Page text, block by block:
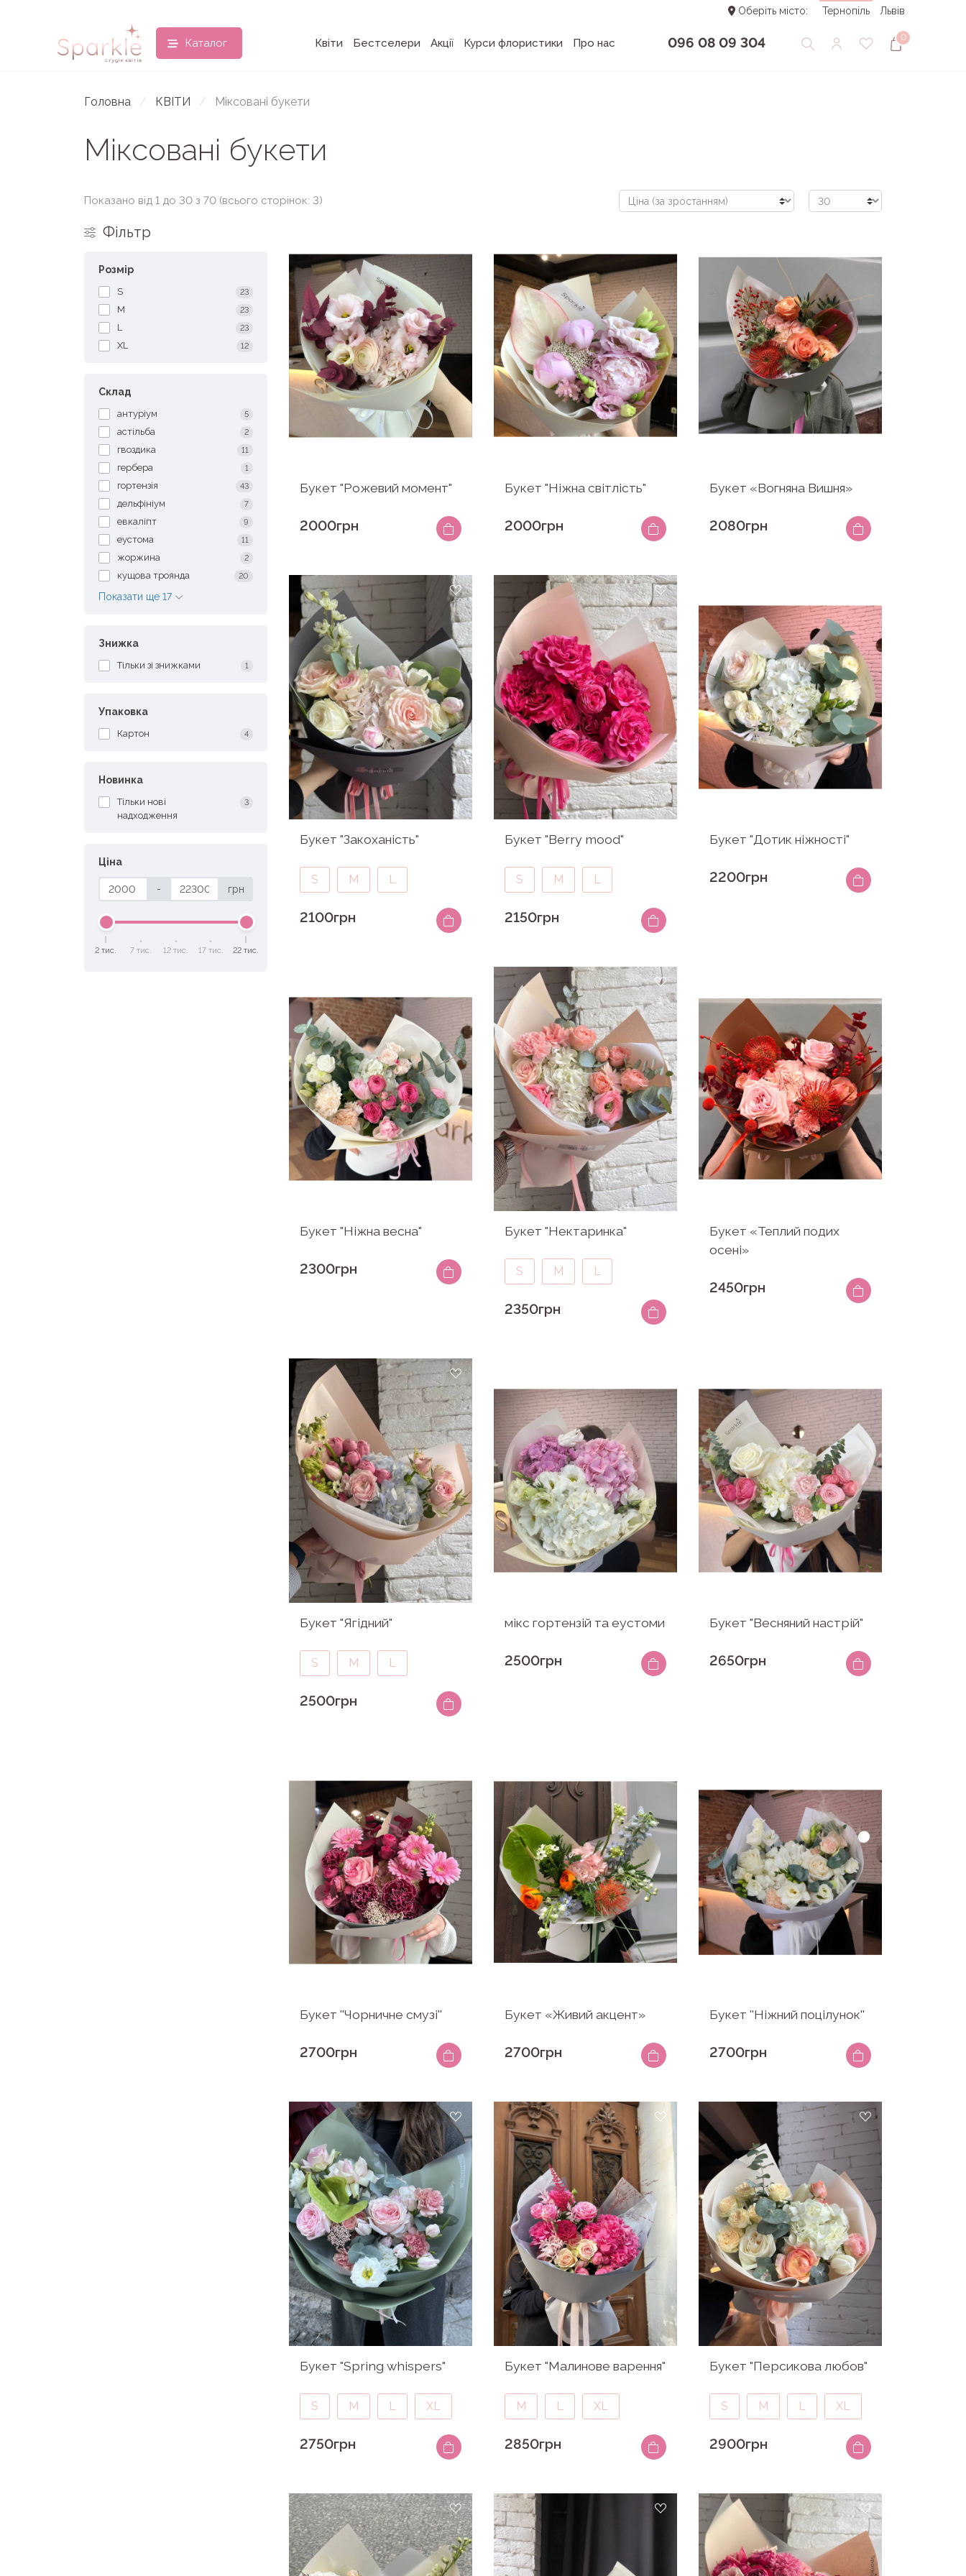
Оберіть місто: Тернопіль Львів
Каталог Квіти Бестселери Акції Курси флористики Про нас 096 08 09 304 0
Головна КВІТИ Міксовані букети
Міксовані букети
Показано від 1 до 30 з 70 (всього сторінок: 3)
Фільтр
Розмір
S 23
M 23
L 23
XL 12
Склад
антуріум 5
астільба 2
гвоздика 11
гербера 1
гортензія 43
дельфініум 7
евкаліпт 9
еустома 11
жоржина 2
кущова троянда 20
Показати ще 17
Знижка
Тільки зі знижками 1
Упаковка
Картон 4
Новинка
Тільки нові
надходження
3
Ціна
- грн
2 тис. 7 тис. 12 тис. 17 тис. 22 тис.
Букет "Рожевий момент"
2000грн
Букет "Ніжна світлість"
2000грн
Букет «Вогняна Вишня»
2080грн
Букет "Закоханість"
S M L
2100грн
Букет "Berry mood"
S M L
2150грн
Букет "Дотик ніжності"
2200грн
Букет "Ніжна весна"
2300грн
Букет "Нектаринка"
S M L
2350грн
Букет «Теплий подих
осені»
2450грн
Букет "Ягідний"
S M L
2500грн
мікс гортензій та еустоми
2500грн
Букет "Весняний настрій"
2650грн
Букет ''Чорничне смузі''
2700грн
Букет «Живий акцент»
2700грн
Букет ''Ніжний поцілунок''
2700грн
Букет "Spring whispers"
S M L XL
2750грн
Букет "Малинове варення"
M L XL
2850грн
Букет "Персикова любов"
S M L XL
2900грн